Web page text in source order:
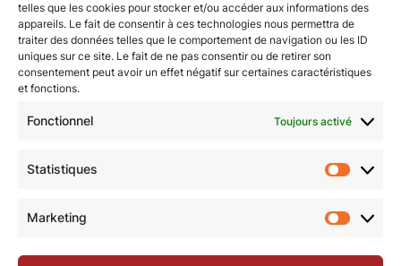
telles que les cookies pour stocker et/ou accéder aux informations des
appareils. Le fait de consentir à ces technologies nous permettra de
traiter des données telles que le comportement de navigation ou les ID
uniques sur ce site. Le fait de ne pas consentir ou de retirer son
consentement peut avoir un effet négatif sur certaines caractéristiques
et fonctions.
Fonctionnel Toujours activé
Statistiques
Marketing
© Revue de la Toile 2018 – 2026 | Thème Mesa WPEX par
WPExplorer